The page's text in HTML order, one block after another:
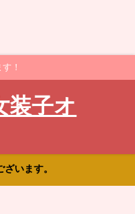
！
装子オ
います。